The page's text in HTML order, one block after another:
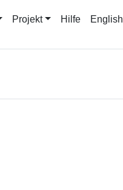
Projekt Hilfe English